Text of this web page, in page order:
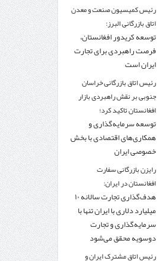
رئیس کمیسیون صنعت و معدن
اتاق بازرگانی البرز:
توسعه کریدور افغانستان،
فرصت راهبردی برای تجارت
ایران است
رئیس اتاق بازرگانی خراسان
جنوبی بر نقش راهبردی بازار
افغانستان تاکید کرد؛
توسعه سرمایه‌گذاری و
همکاری‌های اقتصادی با بخش
خصوصی ایران
رایزن بازرگانی سفارت
افغانستان در ایران:
هدف‌گذاری تجارت سالانه ۱۰
میلیارد دلاری با ایران تنها با
سرمایه‌گذاری و تجارت
دوسویه محقق می‌شود
رئیس اتاق مشترک ایران و